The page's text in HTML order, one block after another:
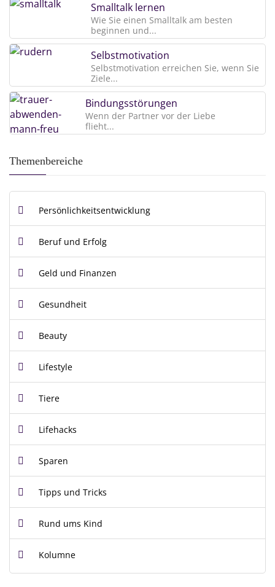
Smalltalk lernen
Wie Sie einen Smalltalk am besten
beginnen und...
Selbstmotivation
Selbstmotivation erreichen Sie, wenn Sie
Ziele...
Bindungsstörungen
Wenn der Partner vor der Liebe
flieht...
Themenbereiche
Persönlichkeitsentwicklung
Beruf und Erfolg
Geld und Finanzen
Gesundheit
Beauty
Lifestyle
Tiere
Lifehacks
Sparen
Tipps und Tricks
Rund ums Kind
Kolumne